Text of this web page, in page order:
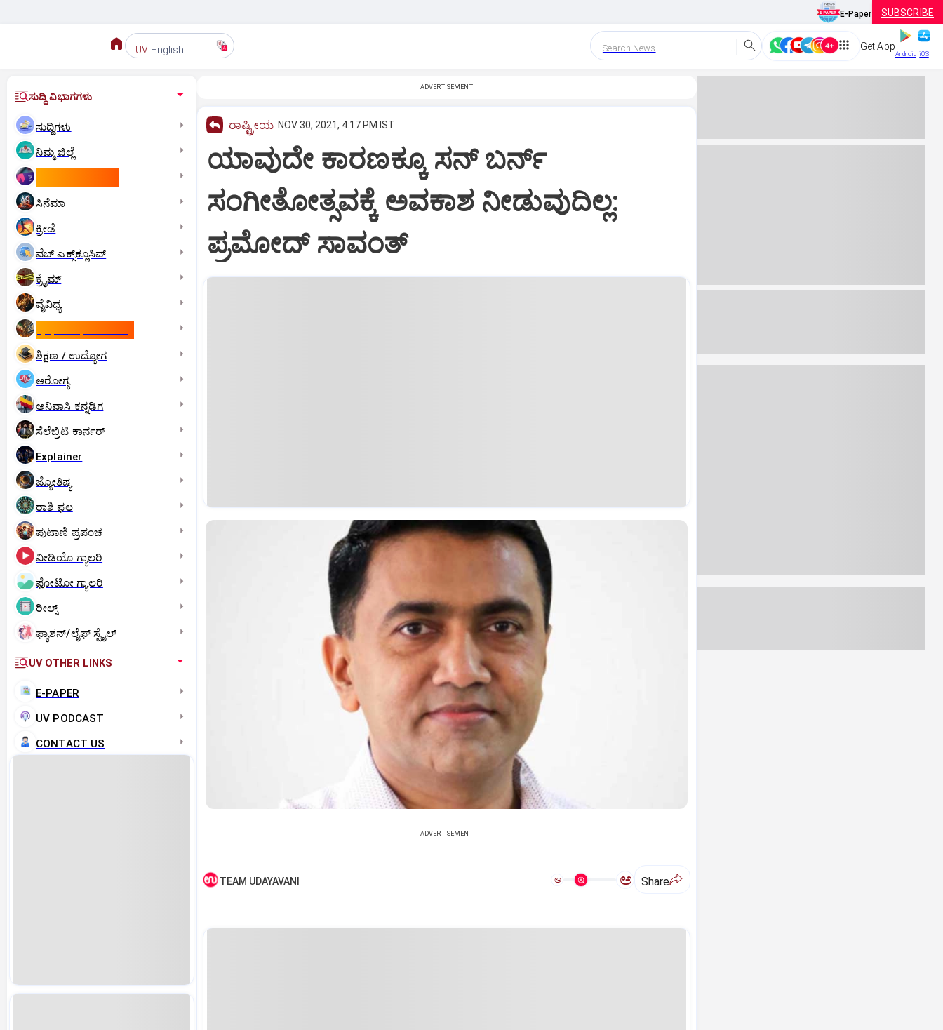
E-Paper SUBSCRIBE
UV English Search News Get App
Android iOS
ಸುದ್ದಿ ವಿಭಾಗಗಳು
ಸುದ್ದಿಗಳು
ನಿಮ್ಮ ಜಿಲ್ಲೆ
ಸಿನೆಮಾ
ಕ್ರೀಡೆ
ವೆಬ್ ಎಕ್ಸ್‌ಕ್ಲೂಸಿವ್
ಕ್ರೈಮ್
ವೈವಿಧ್ಯ
ಶಿಕ್ಷಣ / ಉದ್ಯೋಗ
ಆರೋಗ್ಯ
ಅನಿವಾಸಿ ಕನ್ನಡಿಗ
ಸೆಲೆಬ್ರಿಟಿ ಕಾರ್ನರ್‌
Explainer
ಜ್ಯೋತಿಷ್ಯ
ರಾಶಿ ಫಲ
ಪುಟಾಣಿ ಪ್ರಪಂಚ
ವೀಡಿಯೊ ಗ್ಯಾಲರಿ
ಫೋಟೋ ಗ್ಯಾಲರಿ
ರೀಲ್ಸ್
ಫ್ಯಾಶನ್/ಲೈಫ್‌ ಸ್ಟೈಲ್
UV OTHER LINKS
E-PAPER
UV PODCAST
CONTACT US
ADVERTISEMENT
ರಾಷ್ಟ್ರೀಯ NOV 30, 2021, 4:17 PM IST
ಯಾವುದೇ ಕಾರಣಕ್ಕೂ ಸನ್ ಬರ್ನ್
ಸಂಗೀತೋತ್ಸವಕ್ಕೆ ಅವಕಾಶ ನೀಡುವುದಿಲ್ಲ:
ಪ್ರಮೋದ್ ಸಾವಂತ್
ADVERTISEMENT
TEAM UDAYAVANI ಅ ಅ Share